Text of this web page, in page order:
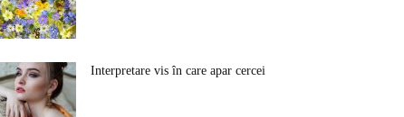
Interpretare vis în care apar cercei